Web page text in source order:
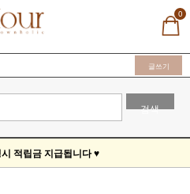
0
글쓰기
검색
적립금 지급됩니다 ♥